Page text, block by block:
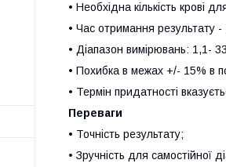
• Необхідна кількість крові
• Час отримання результату -
• Діапазон вимірювань: 1,1-
• Похибка в межах +/- 15% в
• Термін придатності
Переваги
• Точність результату;
• Зручність для самостійної